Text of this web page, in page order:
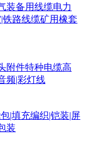
装备用线缆电力
铁路线缆矿用橡套
附件特种电缆高
频|彩灯线
|填充编织|铠装|屏
装